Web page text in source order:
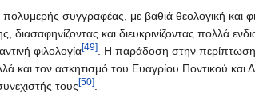
συγγραφέας, με βαθιά θεολογική και
και διευκρινίζοντας πολλά
φιλολογία[49]
. Η παράδοση στην περίπτωση
και τον ασκητισμό του Ευαγρίου Ποντικού και
τους[50]